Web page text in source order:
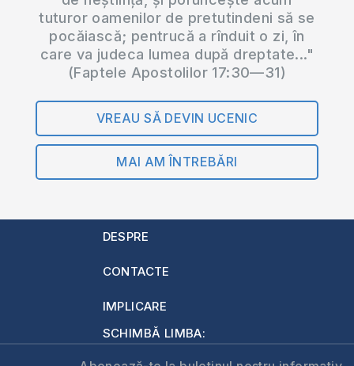
tuturor oamenilor de pretutindeni să se
pocăiască; pentrucă a rînduit o zi, în
care va judeca lumea după dreptate..."
(Faptele Apostolilor 17:30—31)
VREAU SĂ DEVIN UCENIC
MAI AM ÎNTREBĂRI
DESPRE
CONTACTE
IMPLICARE
SCHIMBĂ LIMBA: